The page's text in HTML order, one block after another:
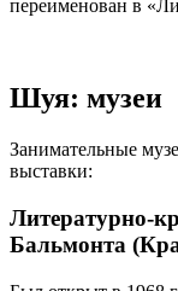
переименован в
Шуя: музеи
Занимательные
выставки:
Литературно-
Бальмонта